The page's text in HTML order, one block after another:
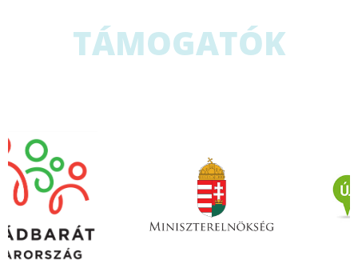
TÁMOGATÓK